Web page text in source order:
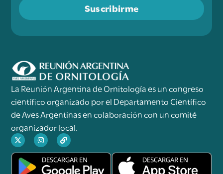
Suscribirme
La Reunión Argentina de Ornitología es un congreso
científico organizado por el Departamento Científico
de Aves Argentinas en colaboración con un comité
organizador local.